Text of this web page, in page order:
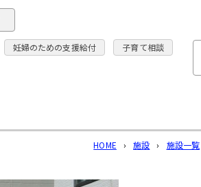
妊婦のための支援給付
子育て相談
HOME › 施設 › 施設一覧